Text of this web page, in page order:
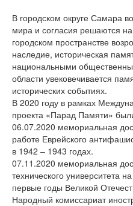
В городском округе Самара
мира и согласия решаются
городском пространстве
наследие, историческая
национальными
области увековечивается
исторических событиях.
В 2020 году в рамках
проекта «Парад Памяти»
06.07.2020 мемориальная
работе Еврейского
в 1942 – 1943 годах.
07.11.2020 мемориальная
технического университета
первые годы Великой
Народный комиссариат